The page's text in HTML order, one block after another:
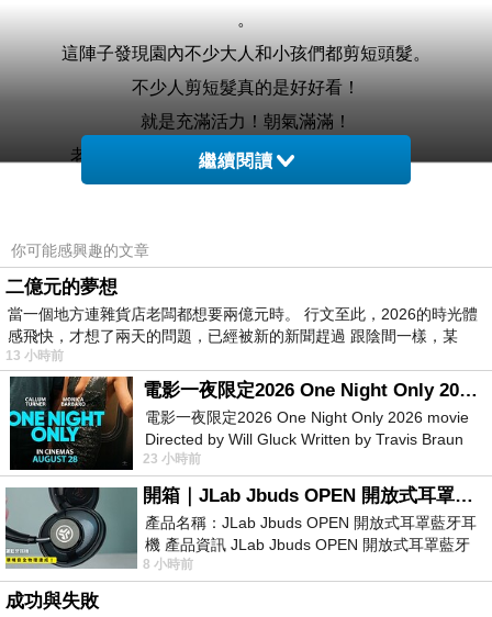
。
這陣子發現園內不少大人和小孩們都剪短頭髮。
不少人剪短髮真的是好好看！
就是充滿活力！朝氣滿滿！
老闆姊姊則是變成另一個人，顯得更加年輕。
。
昨工作有不少看不過去的事，不過我忍耐別衝動按著我的
因為做了，我之後會超級無敵霹靂被麻煩著的！
反正老娘做好自己的事就是等下班！
身體不大好....
不要管太多做太多不是自己的職務內容！
。
昨下班前一位老友看了某位女士說的她認知的無爲心態是
她認為要是大家都如此，這世界會亂了套！
繼續閱讀
你可能感興趣的文章
二億元的夢想
當一個地方連雜貨店老闆都想要兩億元時。 行文至此，2026的時光體
感飛快，才想了兩天的問題，已經被新的新聞趕過 跟陰間一樣，某
13 小時前
電影一夜限定2026 One Night Only 2026 movie
電影一夜限定2026 One Night Only 2026 movie
Directed by Will Gluck Written by Travis Braun
Starring Monica Barbaro
23 小時前
開箱｜JLab Jbuds OPEN 開放式耳罩藍牙耳機 - 設計美學，輕巧、透氣、環境音全物理達成！
產品名稱：JLab Jbuds OPEN 開放式耳罩藍牙耳
機 產品資訊 JLab Jbuds OPEN 開放式耳罩藍牙
耳機評語：非常有特色，值得喜愛美型工
8 小時前
成功與失敗